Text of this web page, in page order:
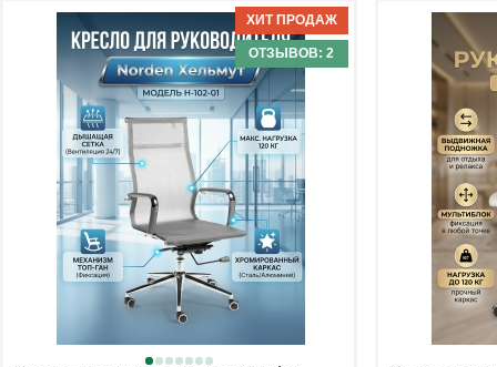
Механизм качания: мультиблок
Регулировка по высоте: есть
Материал обивки: натуральная кожа
Подлокотники: да
Доставка:БЕСПЛАТНО, 2-3 дня
Механизм
Регулировка
Материал
Доставка:
ОТЗЫВОВ: 2